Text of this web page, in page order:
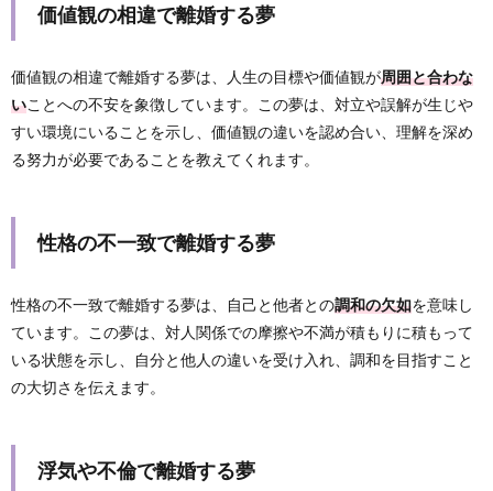
価値観の相違で離婚する夢
価値観の相違で離婚する夢は、人生の目標や価値観が周囲と合わな
いことへの不安を象徴しています。この夢は、対立や誤解が生じや
すい環境にいることを示し、価値観の違いを認め合い、理解を深め
る努力が必要であることを教えてくれます。
性格の不一致で離婚する夢
性格の不一致で離婚する夢は、自己と他者との調和の欠如を意味し
ています。この夢は、対人関係での摩擦や不満が積もりに積もって
いる状態を示し、自分と他人の違いを受け入れ、調和を目指すこと
の大切さを伝えます。
浮気や不倫で離婚する夢